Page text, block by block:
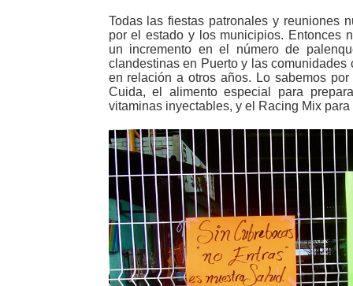
Todas las fiestas patronales y reuniones
por el estado y los municipios. Entonces
un incremento en el número de
clandestinas en Puerto y las comunidades
en relación a otros años. Lo sabemos
Cuida, el alimento especial para
vitaminas inyectables, y el Racing Mix